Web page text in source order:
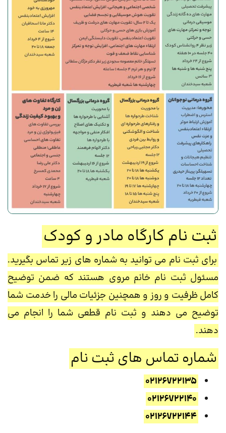
ثبت نام کارگاه مادر و کودک
برای ثبت نام می توانید به شماره های زیر تماس بگیرید.
مسئول ثبت نام خانم مروی هستند که ضمن توضیح
کامل ظرفیت و روز و همچنین جزئیات مالی را خدمت شما
توضیح می دهند و ثبت نام قطعی شما را انجام می
دهند.
شماره تماس های ثبت نام
02126722135
02126722140
02126722144